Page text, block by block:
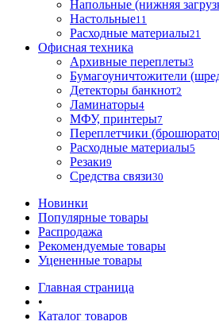
Напольные (нижняя
Настольные11
Расходные материалы21
Офисная техника
Архивные переплеты3
Бумагоуничтожители
Детекторы банкнот2
Ламинаторы4
МФУ, принтеры7
Переплетчики
Расходные материалы5
Резаки9
Средства связи30
Новинки
Популярные товары
Распродажа
Рекомендуемые товары
Уцененные товары
Главная страница
•
Каталог товаров